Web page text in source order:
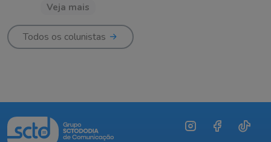
Veja mais
Todos os colunistas